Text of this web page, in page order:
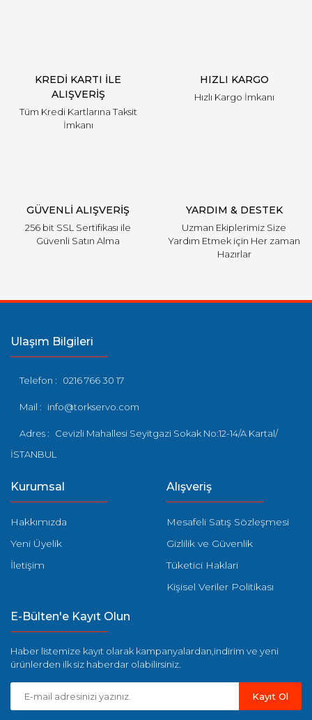
KREDİ KARTI İLE
ALIŞVERİŞ
Tüm Kredi Kartlarına Taksit
İmkanı
HIZLI KARGO
Hızlı Kargo İmkanı
GÜVENLİ ALIŞVERİŞ
256 bit SSL Sertifikası ile
Güvenli Satın Alma
YARDIM & DESTEK
Uzman Ekiplerimiz Size
Yardım Etmek için Her zaman
Hazırlar
Ulaşım Bilgileri
Telefon : 0216 766 30 17
Mail : info@torkservo.com
Adres :
Cevizli Mahallesi Seyitgazi Sokak No:12-14/A Kartal/
İSTANBUL
Kurumsal
Hakkımızda
Yeni Üyelik
İletişim
Alışveriş
Mesafeli Satış Sözleşmesi
Gizlilik ve Güvenlik
Tüketici Haklari
Kişisel Veriler Politikası
E-Bülten'e Kayıt Olun
Haber listemize kayıt olarak kampanyalardan,indirim ve yeni
ürünlerden ilk siz haberdar olabilirsiniz.
Kayıt Ol